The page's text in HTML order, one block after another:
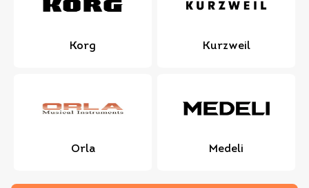
Korg Kurzweil
Orla Medeli